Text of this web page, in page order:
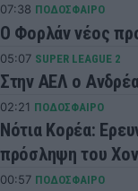
07:38 ΠΟΔΟΣΦΑΙΡΟ
Ο Φορλάν νέος
05:07 SUPER LEAGUE 2
Στην ΑΕΛ ο
02:21 ΠΟΔΟΣΦΑΙΡΟ
Νότια Κορέα:
πρόσληψη του
00:57 ΠΟΔΟΣΦΑΙΡΟ